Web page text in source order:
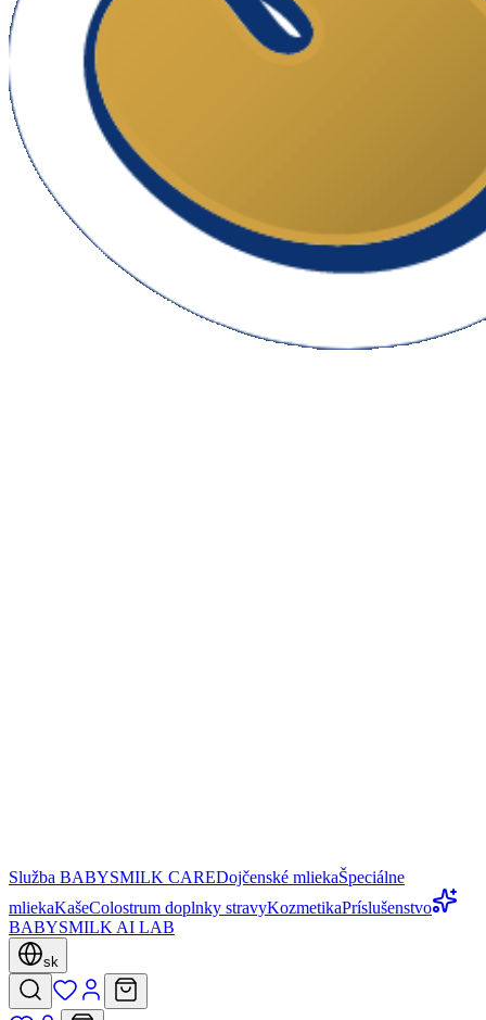
Služba BABYSMILK CAREDojčenské mliekaŠpeciálne
mliekaKašeColostrum doplnky stravyKozmetikaPríslušenstvo
BABYSMILK AI LAB
sk